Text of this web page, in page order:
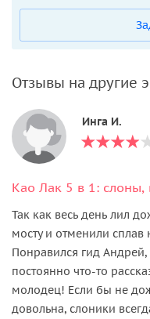
Отзывы на другие
Инга И.
Так как весь день лил
мосту и отменили
Понравился гид
постоянно что-то
молодец! Если бы не
довольна, слоники